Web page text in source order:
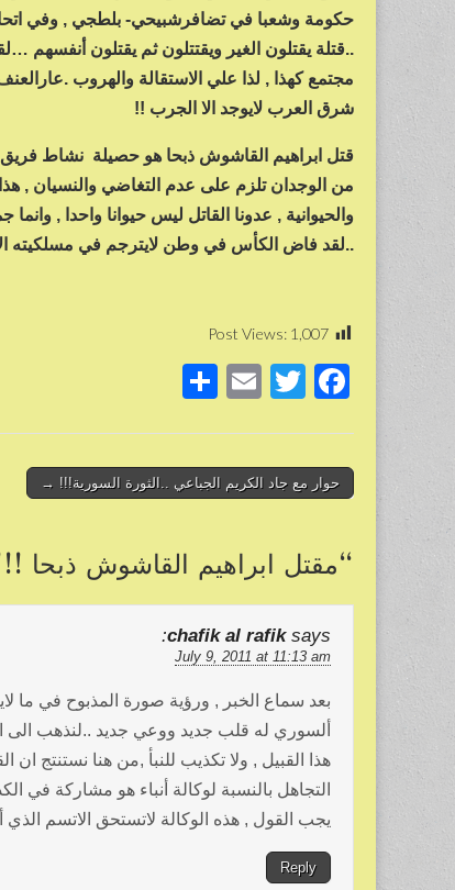
حكومة وشعبا في تضافرشبيحي- بلطجي , وفي اتحاد
..قتلة يقتلون الغير ويقتتلون ثم يقتلون
مجتمع كهذا , لذا علي الاستقالة والهروب
شرق العرب لايوجد الا الجرب !!
قتل ابراهيم القاشوش ذبحا هو حصيلة نشاط فريق
من الوجدان تلزم على عدم التغاضي والنسيان ,
والحيوانية , عدونا القاتل ليس حيوانا واحدا ,
..لقد فاض الكأس في وطن لايترجم في مسلكيته الا
Post Views: 1,007
F
e
o
k
T
er
E
e
Post
حوار مع جاد الكريم الجباعي ..الثورة السورية!!! →
“مقتل ابراهيم القاشوش ذبحا !!
chafik al rafik says:
July 9, 2011 at 11:13 am
بعد سماع الخبر , ورؤية صورة المذبوح في ما
ألسوري له قلب جديد ووعي جديد ..لنذهب الى
هذا القبيل , ولا تكذيب للنبأ ,من هنا نستنتج
التجاهل بالنسبة لوكالة أنباء هو مشاركة
يجب القول , هذه الوكالة لاتستحق الاتسم
Reply